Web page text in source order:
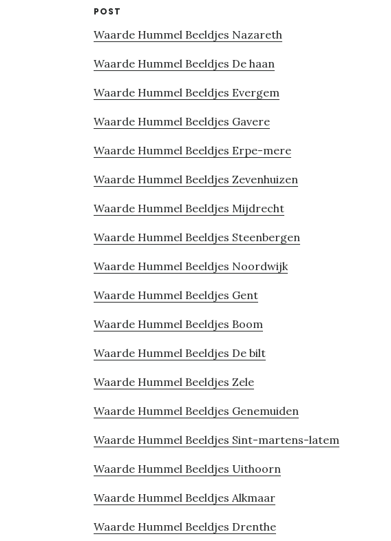
POST
Waarde Hummel Beeldjes Nazareth
Waarde Hummel Beeldjes De haan
Waarde Hummel Beeldjes Evergem
Waarde Hummel Beeldjes Gavere
Waarde Hummel Beeldjes Erpe-mere
Waarde Hummel Beeldjes Zevenhuizen
Waarde Hummel Beeldjes Mijdrecht
Waarde Hummel Beeldjes Steenbergen
Waarde Hummel Beeldjes Noordwijk
Waarde Hummel Beeldjes Gent
Waarde Hummel Beeldjes Boom
Waarde Hummel Beeldjes De bilt
Waarde Hummel Beeldjes Zele
Waarde Hummel Beeldjes Genemuiden
Waarde Hummel Beeldjes Sint-martens-latem
Waarde Hummel Beeldjes Uithoorn
Waarde Hummel Beeldjes Alkmaar
Waarde Hummel Beeldjes Drenthe